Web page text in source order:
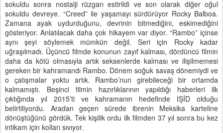
sokuldu sonra nostalji rüzgarı estirildi ve son olarak diğer oğul
sokuldu devreye. “Creed” ile yaşamayı sürdürüyor Rocky Balboa.
Zamana ayak uydurduğunu, devrinin bitmediğini, eskimediğini
gösteriyor. Anlatılacak daha çok hikayem var diyor. “Rambo” içinse
aynı şeyi söylemek mümkün değil. Seri için Rocky kadar
uğraşılmadı. Üçüncü filmde konunun zayıf kalması, dördüncü filmin
daha da kötü olmasıyla artık seksenlerde kalması ve ilişilmemesi
gereken bir kahramandı Rambo. Dönem soğuk savaş dönemiydi ve
o çatışmalar yoktu artık. Rambo’nun girebileceği bir ortamda
kalmamıştı. Beşinci filmin hazırlıklarının yapıldığı haberleri ilk
çıktığında yıl 2015’ti ve kahramanın hedefinde IŞİD olduğu
belirtiliyordu. Aradan geçen sürede ibrenin Meksika karteline
dönüştüğünü gördük. Tek kişilik ordu ilk filmden 37 yıl sonra bu kez
intikam için kolları sıvıyor.